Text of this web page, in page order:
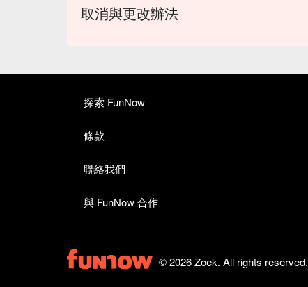
取消與更改辦法
探索 FunNow
條款
聯絡我們
與 FunNow 合作
© 2026 Zoek. All rights reserved.